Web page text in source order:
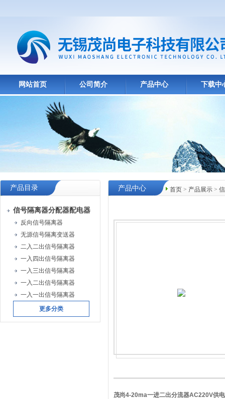
网站首页 公司简介 产品中心 下载中
产品目录
信号隔离器分配器配电器
反向信号隔离器
无源信号隔离变送器
二入二出信号隔离器
一入四出信号隔离器
一入三出信号隔离器
一入二出信号隔离器
一入一出信号隔离器
更多分类
首页 > 产品展示 >
产品中心
茂尚4-20ma一进二出分流器AC220V供电